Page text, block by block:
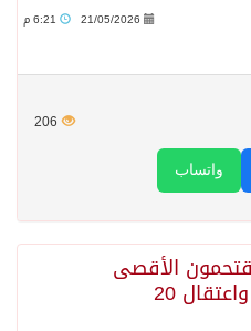
21/05/2026
206
واتساب
الأقصى
بحماية قوات الاحتلال واعتقال 20